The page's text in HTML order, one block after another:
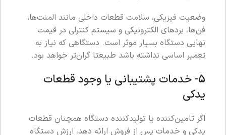
وضعیت فیزیکی، سلامت قطعات داخلی مانند المنت‌ها،
فن‌ها، بردهای الکترونیکی و سیستم کنترلی در قیمت
نهایی دستگاه بسیار موثر است. دستگاهی که نیاز به
تعمیر اساسی نداشته باشد طبیعتا گران‌تر خواهد بود.
5- خدمات پشتیبانی یا وجود قطعات
یدکی
اگر تامین‌کننده یا تولیدکننده دستگاه همچنان قطعات
یدکی و خدمات پس از فروش ارائه دهد، ارزش دستگاه